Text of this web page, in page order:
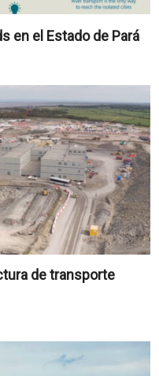
en el Estado de Pará
de transporte